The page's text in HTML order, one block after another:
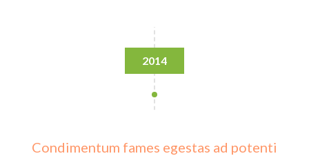
2014
Condimentum fames egestas ad potenti